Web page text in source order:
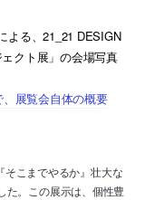
よる、21_21 DESIGN
クト展」の会場写真
展覧会自体の概要
そこまでやるか』壮大な
た。この展示は、個性豊